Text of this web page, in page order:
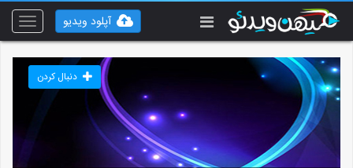
Toggle
آپلود ویدیو
دنبال کردن